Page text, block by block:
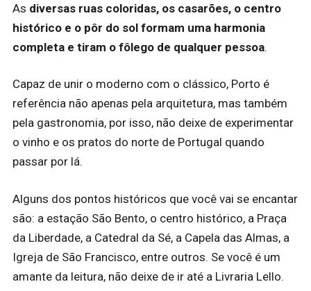
As diversas ruas coloridas, os casarões, o centro
histórico e o pôr do sol formam uma harmonia
completa e tiram o fôlego de qualquer pessoa.
Capaz de unir o moderno com o clássico, Porto é
referência não apenas pela arquitetura, mas também
pela gastronomia, por isso, não deixe de experimentar
o vinho e os pratos do norte de Portugal quando
passar por lá.
Alguns dos pontos históricos que você vai se encantar
são: a estação São Bento, o centro histórico, a Praça
da Liberdade, a Catedral da Sé, a Capela das Almas, a
Igreja de São Francisco, entre outros. Se você é um
amante da leitura, não deixe de ir até a Livraria Lello.